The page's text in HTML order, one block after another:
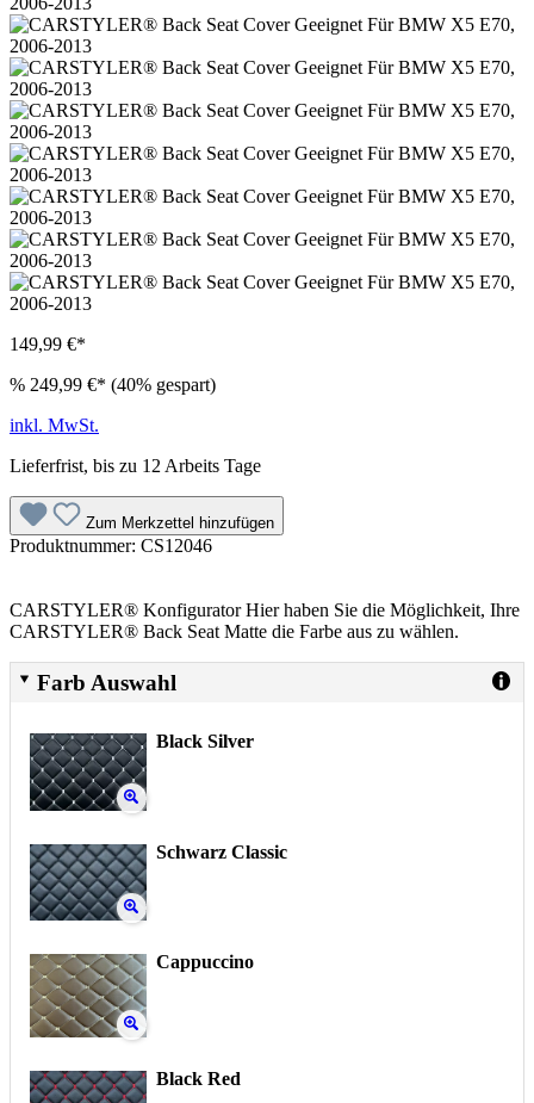
149,99 €*
% 249,99 €* (40% gespart)
inkl. MwSt.
Lieferfrist, bis zu 12 Arbeits Tage
Zum Merkzettel hinzufügen
Produktnummer: CS12046
CARSTYLER® Konfigurator Hier haben Sie die Möglichkeit, Ihre
CARSTYLER® Back Seat Matte die Farbe aus zu wählen.
Farb Auswahl
Black Silver
Schwarz Classic
Cappuccino
Black Red